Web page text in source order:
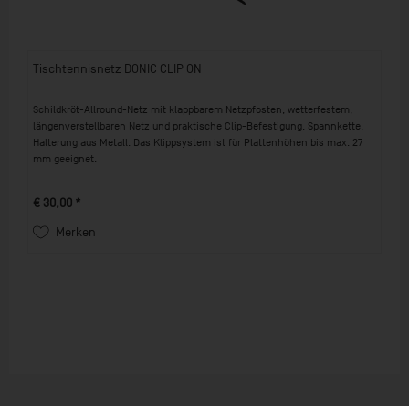
Tischtennisnetz DONIC CLIP ON
Schildkröt-Allround-Netz mit klappbarem Netzpfosten, wetterfestem,
längenverstellbaren Netz und praktische Clip-Befestigung. Spannkette.
Halterung aus Metall. Das Klippsystem ist für Plattenhöhen bis max. 27
mm geeignet.
€ 30,00 *
Merken